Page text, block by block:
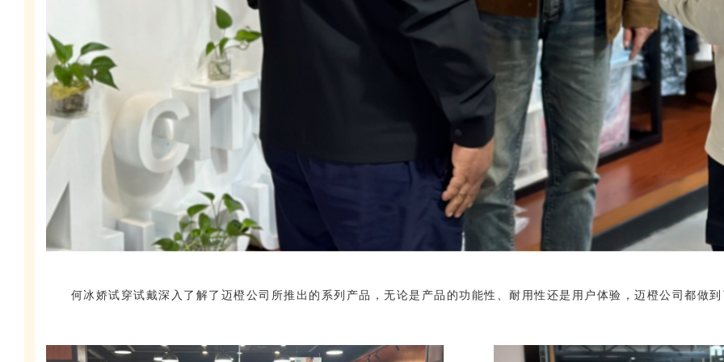
何冰娇试穿试戴深入了解了迈橙公司所推出的系列产品，无论是产品的功能性、耐用性还是用户体验，迈橙公司都做